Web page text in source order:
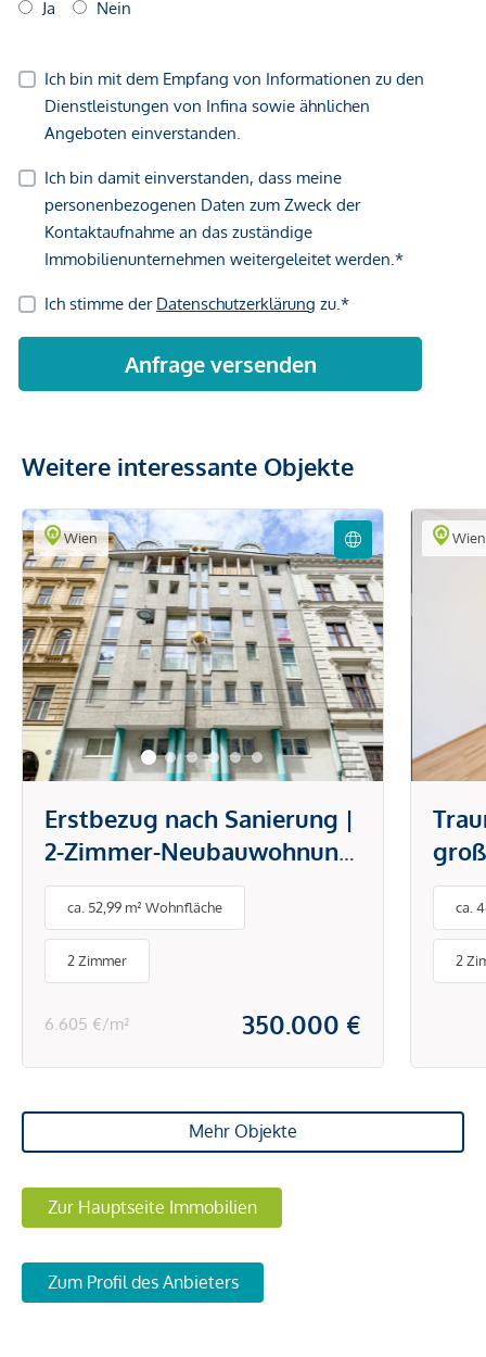
Weitere interessante Objekte
Wien
Erstbezug nach Sanierung |
2-Zimmer-Neubauwohnung
mit Garage nahe
Mariahilfer Straße
ca. 52,99 m² Wohnfläche
2 Zimmer
6.605 €/m² 350.000 €
Wien
ca.
2
Mehr Objekte
Zur Hauptseite Immobilien
Zum Profil des Anbieters